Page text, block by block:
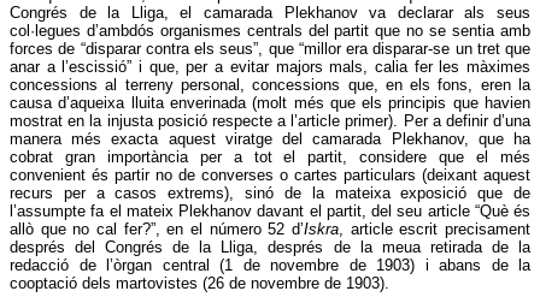
Congrés de la Lliga, el camarada Plekhanov va declarar als seus
col·legues d’ambdós organismes centrals del partit que no se sentia amb
forces de “disparar contra els seus”, que “millor era disparar-se un tret que
anar a l’escissió” i que, per a evitar majors mals, calia fer les màximes
concessions al terreny personal, concessions que, en els fons, eren la
causa d’aqueixa lluita enverinada (molt més que els principis que havien
mostrat en la injusta posició respecte a l’article primer). Per a definir d’una
manera més exacta aquest viratge del camarada Plekhanov, que ha
cobrat gran importància per a tot el partit, considere que el més
convenient és partir no de converses o cartes particulars (deixant aquest
recurs per a casos extrems), sinó de la mateixa exposició que de
l’assumpte fa el mateix Plekhanov davant el partit, del seu article “Què és
allò que no cal fer?”, en el número 52 d’Iskra, article escrit precisament
després del Congrés de la Lliga, després de la meua retirada de la
redacció de l’òrgan central (1 de novembre de 1903) i abans de la
cooptació dels martovistes (26 de novembre de 1903).